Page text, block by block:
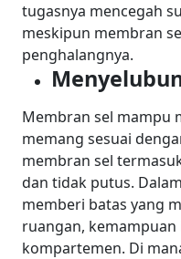
tugasnya mencegah
meskipun membran
penghalangnya.
Membran sel mampu
memang sesuai
membran sel
dan tidak putus.
memberi batas yang
ruangan,
kompartemen. Di